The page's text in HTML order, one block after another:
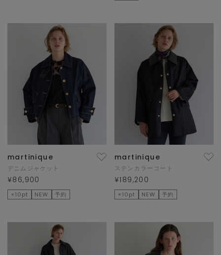
martinique
デニムジャケット
¥86,900
×10pt NEW 予約
martinique
ステンカラーコート
¥189,200
×10pt NEW 予約